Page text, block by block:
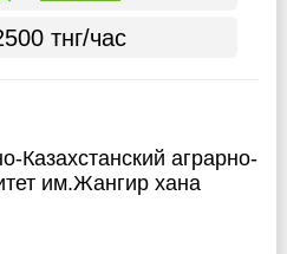
тнг/час
Казахстанский аграрно-
им.Жангир хана